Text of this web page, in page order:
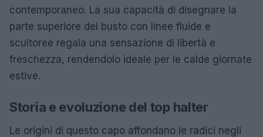
contemporaneo. La sua capacità di disegnare la
parte superiore del busto con linee fluide e
scultoree regala una sensazione di libertà e
freschezza, rendendolo ideale per le calde giornate
estive.
Storia e evoluzione del top halter
Le origini di questo capo affondano le radici negli